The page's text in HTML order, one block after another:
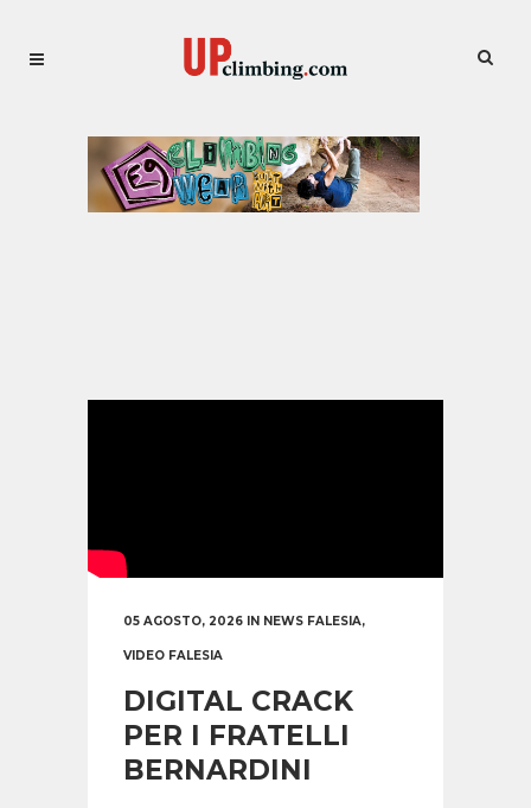
05 AGOSTO, 2026 IN NEWS FALESIA,
VIDEO FALESIA
DIGITAL CRACK
PER I FRATELLI
BERNARDINI